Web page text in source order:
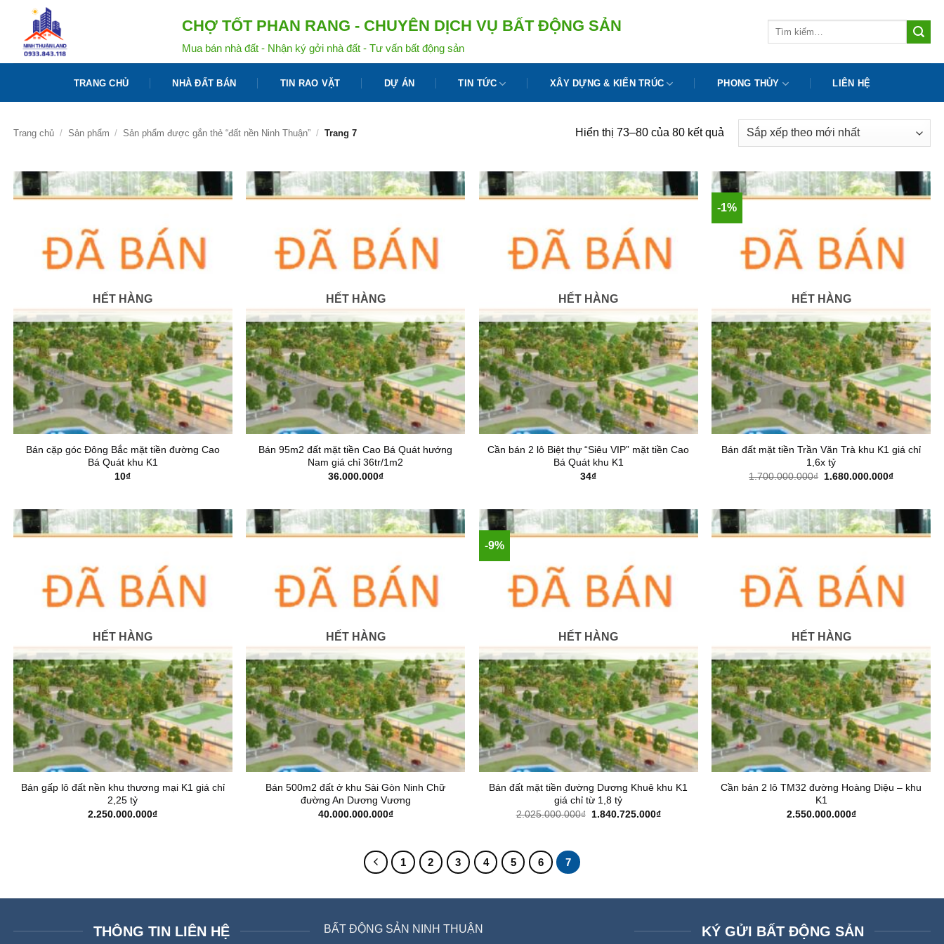
dung
CHỢ TỐT PHAN RANG - CHUYÊN DỊCH VỤ BẤT ĐỘNG SẢN
Mua bán nhà đất - Nhận ký gởi nhà đất - Tư vấn bất động sản
TRANG CHỦ NHÀ ĐẤT BÁN TIN RAO VẶT DỰ ÁN TIN TỨC XÂY DỰNG & KIẾN TRÚC PHONG THỦY LIÊN HỆ
Trang chủ / Sản phẩm / Sản phẩm được gắn thẻ “đất nền Ninh Thuận” / Trang 7 Hiển thị 73–80 của 80 kết quảĐã
sắp
theo
mới
HẾT HÀNG
Bán cặp góc Đông Bắc mặt tiền đường Cao
Bá Quát khu K1
10₫
HẾT HÀNG
Bán 95m2 đất mặt tiền Cao Bá Quát hướng
Nam giá chỉ 36tr/1m2
36.000.000₫
HẾT HÀNG
Cần bán 2 lô Biệt thự “Siêu VIP” mặt tiền Cao
Bá Quát khu K1
34₫
-1%
HẾT HÀNG
Bán đất mặt tiền Trần Văn Trà khu K1 giá chỉ
1,6x tỷ
1.700.000.000₫ Giá
1.680.000.000₫Giá
HẾT HÀNG
Bán gấp lô đất nền khu thương mại K1 giá chỉ
2,25 tỷ
2.250.000.000₫
HẾT HÀNG
Bán 500m2 đất ở khu Sài Gòn Ninh Chữ
đường An Dương Vương
40.000.000.000₫
-9%
HẾT HÀNG
Bán đất mặt tiền đường Dương Khuê khu K1
giá chỉ từ 1,8 tỷ
2.025.000.000₫ Giá
1.840.725.000₫Giá
HẾT HÀNG
Cần bán 2 lô TM32 đường Hoàng Diệu – khu
K1
2.550.000.000₫
1 2 3 4 5 6 7
THÔNG TIN LIÊN HỆ BẤT ĐỘNG SẢN NINH THUẬN KÝ GỬI BẤT ĐỘNG SẢN